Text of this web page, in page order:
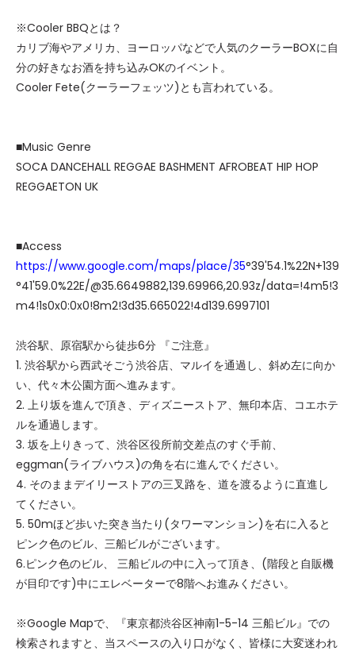
※Cooler BBQとは？
カリブ海やアメリカ、ヨーロッパなどで人気のクーラーBOXに自
分の好きなお酒を持ち込みOKのイベント。
Cooler Fete(クーラーフェッツ)とも言われている。
■Music Genre
SOCA DANCEHALL REGGAE BASHMENT AFROBEAT HIP HOP
REGGAETON UK
■Access
https://www.google.com/maps/place/35°39'54.1%22N+139
°41'59.0%22E/@35.6649882,139.69966,20.93z/data=!4m5!3
m4!1s0x0:0x0!8m2!3d35.665022!4d139.6997101
渋谷駅、原宿駅から徒歩6分 『ご注意』
1. 渋谷駅から西武そごう渋谷店、マルイを通過し、斜め左に向か
い、代々木公園方面へ進みます。
2. 上り坂を進んで頂き、ディズニーストア、無印本店、コエホテ
ルを通過します。
3. 坂を上りきって、渋谷区役所前交差点のすぐ手前、
eggman(ライブハウス)の角を右に進んでください。
4. そのままデイリーストアの三叉路を、道を渡るように直進し
てください。
5. 50mほど歩いた突き当たり(タワーマンション)を右に入ると
ピンク色のビル、三船ビルがございます。
6.ピンク色のビル、 三船ビルの中に入って頂き、(階段と自販機
が目印です)中にエレベーターで8階へお進みください。
※Google Mapで、『東京都渋谷区神南1-5-14 三船ビル』での
検索されますと、当スペースの入り口がなく、皆様に大変迷われ